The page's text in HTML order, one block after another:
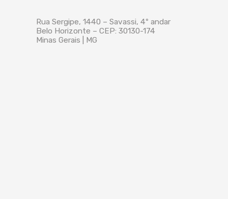
Rua Sergipe, 1440 – Savassi, 4º andar
Belo Horizonte – CEP: 30130-174
Minas Gerais | MG